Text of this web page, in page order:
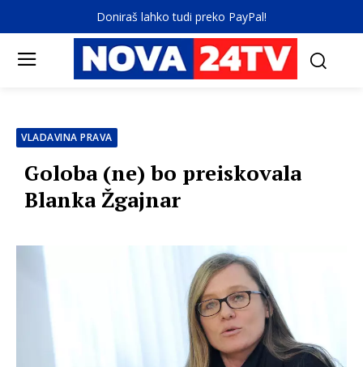
Doniraš lahko tudi preko PayPal!
VLADAVINA PRAVA
Goloba (ne) bo preiskovala
Blanka Žgajnar